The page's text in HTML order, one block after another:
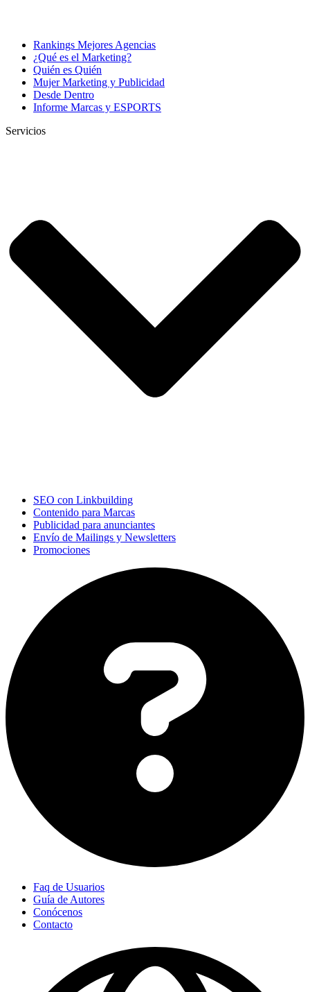
Rankings Mejores Agencias
¿Qué es el Marketing?
Quién es Quién
Mujer Marketing y Publicidad
Desde Dentro
Informe Marcas y ESPORTS
Servicios
SEO con Linkbuilding
Contenido para Marcas
Publicidad para anunciantes
Envío de Mailings y Newsletters
Promociones
Faq de Usuarios
Guía de Autores
Conócenos
Contacto